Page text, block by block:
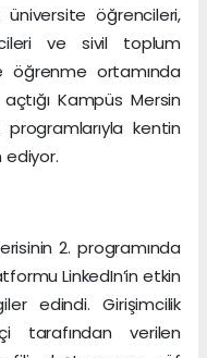
üniversite öğrencileri,
ve sivil toplum
öğrenme ortamında
Kampüs Mersin
kentin
ediyor.
2. programında
LinkedIn’in etkin
edindi. Girişimcilik
tarafından verilen